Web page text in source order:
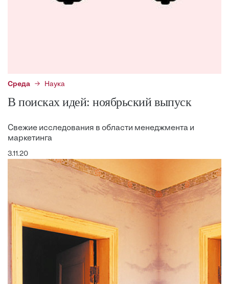
Среда Наука
В поисках идей: ноябрьский выпуск
Свежие исследования в области менеджмента и
маркетинга
3.11.20